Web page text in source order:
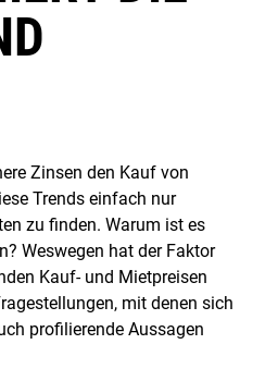
Zinsen den Kauf von
Trends einfach nur
zu finden. Warum ist es
Weswegen hat der Faktor
Kauf- und Mietpreisen
mit denen sich
profilierende Aussagen